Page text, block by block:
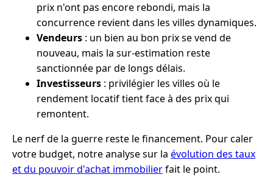
prix n'ont pas encore rebondi, mais la
concurrence revient dans les villes dynamiques.
Vendeurs : un bien au bon prix se vend de
nouveau, mais la sur-estimation reste
sanctionnée par de longs délais.
Investisseurs : privilégier les villes où le
rendement locatif tient face à des prix qui
remontent.
Le nerf de la guerre reste le financement. Pour caler
votre budget, notre analyse sur la évolution des taux
et du pouvoir d'achat immobilierfait le point.